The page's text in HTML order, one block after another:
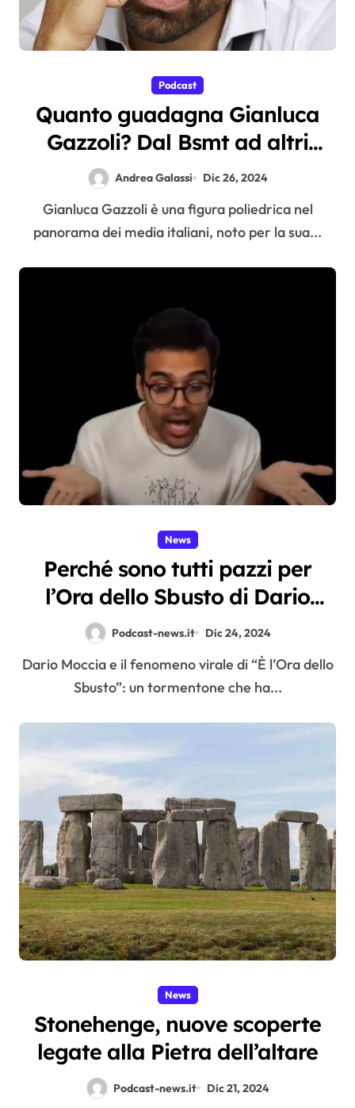
Podcast
Quanto guadagna Gianluca
Gazzoli? Dal Bsmt ad altri
progetti
Andrea Galassi Dic 26, 2024
Gianluca Gazzoli è una figura poliedrica nel
panorama dei media italiani, noto per la sua...
News
Perché sono tutti pazzi per
l’Ora dello Sbusto di Dario
Moccia?
Podcast-news.it Dic 24, 2024
Dario Moccia e il fenomeno virale di “È l’Ora dello
Sbusto”: un tormentone che ha...
News
Stonehenge, nuove scoperte
legate alla Pietra dell’altare
Podcast-news.it Dic 21, 2024